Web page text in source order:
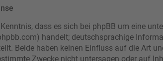
dass es sich bei phpBB um eine
handelt; deutschsprachige
Beide haben keinen Einfluss auf die Art
Zwecke nicht untersagen oder auf